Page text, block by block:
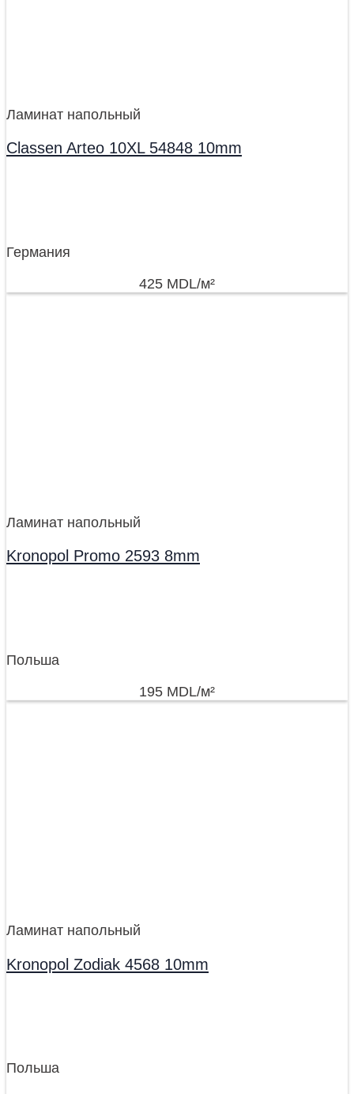
Ламинат напольный
Classen Arteo 10XL 54848 10mm
Германия
425 MDL/м²
Ламинат напольный
Kronopol Promo 2593 8mm
Польша
195 MDL/м²
Ламинат напольный
Kronopol Zodiak 4568 10mm
Польша